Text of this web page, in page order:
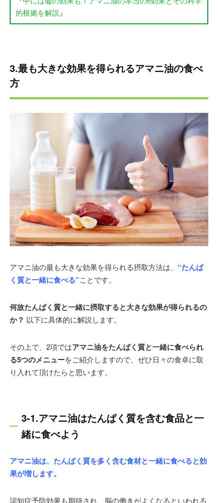
的根拠を解説 』
3.最も大きな効果を得られるアマニ油の食べ
方
アマニ油の最も大きな効果を得られる摂取方法は、 “たんぱ
く質と一緒に食べる”ことです。
何故たんぱく質と一緒に摂取すると大きな効果が得られるの
か？ 以下に具体的に解説します。
その上で、2項ではアマニ油をたんぱく質と一緒に食べられ
る5つのメニューをご紹介しますので、ぜひ日々の食卓に取
り入れて頂けたらと思います。
3-1.アマニ油はたんぱく質を含む食品と一
緒に食べよう
アマニ油は、たんぱく質を多く含む食材と一緒に食べると効
果が増します。
認知症予防効果も期待され、脳の働きがよくなるといわれる